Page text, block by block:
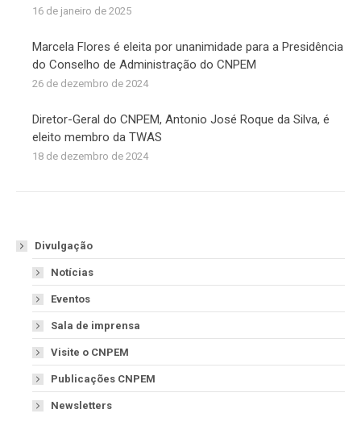
16 de janeiro de 2025
Marcela Flores é eleita por unanimidade para a Presidência
do Conselho de Administração do CNPEM
26 de dezembro de 2024
Diretor-Geral do CNPEM, Antonio José Roque da Silva, é
eleito membro da TWAS
18 de dezembro de 2024
Divulgação
Notícias
Eventos
Sala de imprensa
Visite o CNPEM
Publicações CNPEM
Newsletters